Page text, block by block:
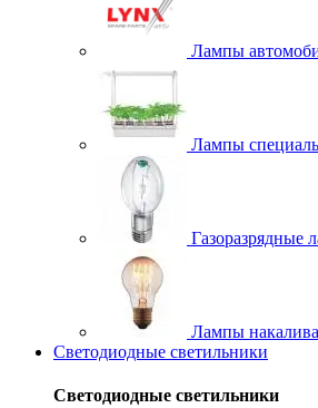
Лампы
Лампы
Газоразрядные
Лампы
Светодиодные светильники
Светодиодные светильники